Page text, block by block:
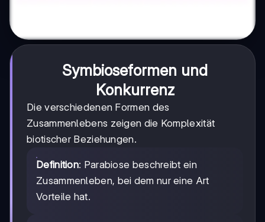
Symbioseformen und
Konkurrenz
Die verschiedenen Formen des
Zusammenlebens zeigen die Komplexität
biotischer Beziehungen.
Definition: Parabiose beschreibt ein
Zusammenleben, bei dem nur eine Art
Vorteile hat.